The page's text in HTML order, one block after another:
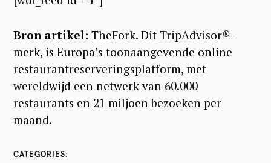
Bron artikel: TheFork. Dit TripAdvisor®-
merk, is Europa’s toonaangevende online
restaurantreserveringsplatform, met
wereldwijd een netwerk van 60.000
restaurants en 21 miljoen bezoeken per
maand.
CATEGORIES